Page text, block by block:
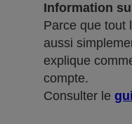
Information
Parce que tout
aussi
explique
compte.
Consulter le